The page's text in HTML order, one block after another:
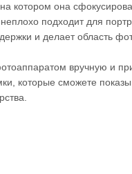
котором она
подходит для
и делает область
вручную и
которые сможете